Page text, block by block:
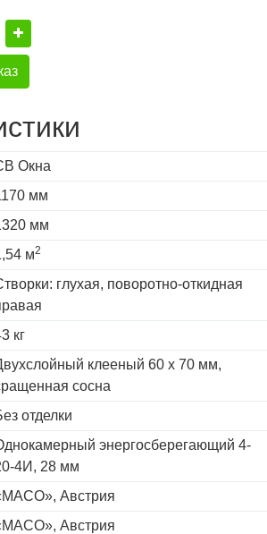
Окна
мм
мм
м2
глухая, поворотно-откидная
кг
клееный 60 х 70 мм,
сосна
отделки
энергосберегающий 4-
4И, 28 мм
Австрия
Австрия